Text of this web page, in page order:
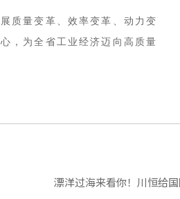
质量变革、效率变革、动力变
，为全省工业经济迈向高质量
漂洋过海来看你！川恒给